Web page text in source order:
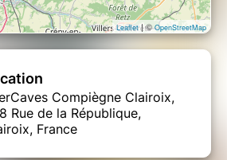
et interactive par
marques
Rhums.
Leaflet| ©OpenStreetMap
Compiègne Clairoix,
Rue de la République,
France